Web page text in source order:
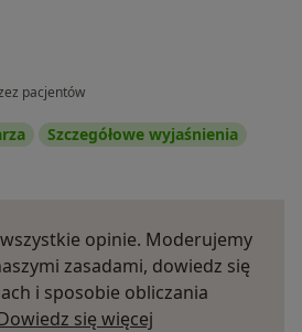
pacjentów
Szczegółowe wyjaśnienia
opinie. Moderujemy
zasadami, dowiedz się
i sposobie obliczania
się więcej